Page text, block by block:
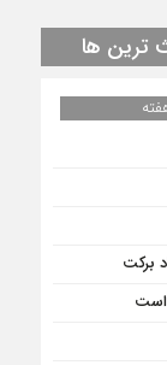
ترین ها
است